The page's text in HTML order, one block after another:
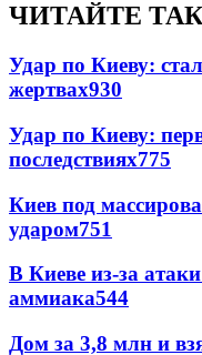
ЧИТАЙТЕ
Удар по Киеву:
жертвах930
Удар по Киеву:
последствиях775
Киев под
ударом751
В Киеве из-за
аммиака544
Дом за 3,8 млн и